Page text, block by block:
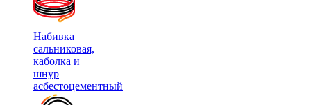
Набивка
сальниковая,
каболка и
шнур
асбестоцементный